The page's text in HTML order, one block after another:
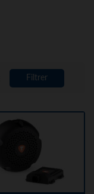
Filtrer